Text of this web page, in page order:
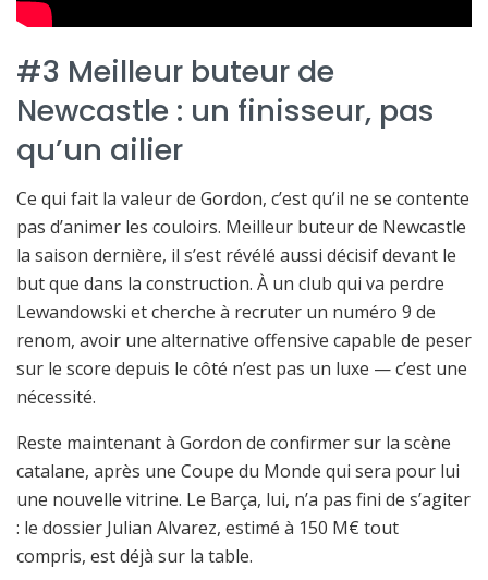
#3 Meilleur buteur de
Newcastle : un finisseur, pas
qu’un ailier
Ce qui fait la valeur de Gordon, c’est qu’il ne se contente
pas d’animer les couloirs. Meilleur buteur de Newcastle
la saison dernière, il s’est révélé aussi décisif devant le
but que dans la construction. À un club qui va perdre
Lewandowski et cherche à recruter un numéro 9 de
renom, avoir une alternative offensive capable de peser
sur le score depuis le côté n’est pas un luxe — c’est une
nécessité.
Reste maintenant à Gordon de confirmer sur la scène
catalane, après une Coupe du Monde qui sera pour lui
une nouvelle vitrine. Le Barça, lui, n’a pas fini de s’agiter
: le dossier Julian Alvarez, estimé à 150 M€ tout
compris, est déjà sur la table.